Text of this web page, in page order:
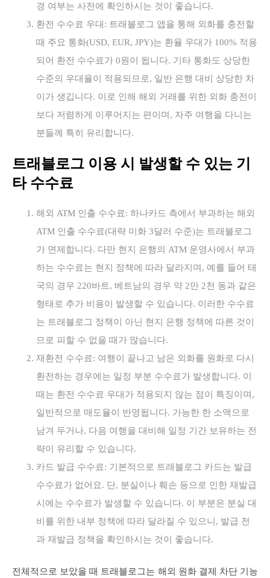
경 여부는 사전에 확인하시는 것이 좋습니다.
환전 수수료 우대: 트래블로그 앱을 통해 외화를 충전할
때 주요 통화(USD, EUR, JPY)는 환율 우대가 100% 적용
되어 환전 수수료가 0원이 됩니다. 기타 통화도 상당한
수준의 우대율이 적용되므로, 일반 은행 대비 상당한 차
이가 생깁니다. 이로 인해 해외 거래를 위한 외화 충전이
보다 저렴하게 이루어지는 편이며, 자주 여행을 다니는
분들께 특히 유리합니다.
트래블로그 이용 시 발생할 수 있는 기
타 수수료
해외 ATM 인출 수수료: 하나카드 측에서 부과하는 해외
ATM 인출 수수료(대략 미화 3달러 수준)는 트래블로그
가 면제합니다. 다만 현지 은행의 ATM 운영사에서 부과
하는 수수료는 현지 정책에 따라 달라지며, 예를 들어 태
국의 경우 220바트, 베트남의 경우 약 2만 2천 동과 같은
형태로 추가 비용이 발생할 수 있습니다. 이러한 수수료
는 트래블로그 정책이 아닌 현지 은행 정책에 따른 것이
므로 피할 수 없을 때가 많습니다.
재환전 수수료: 여행이 끝나고 남은 외화를 원화로 다시
환전하는 경우에는 일정 부분 수수료가 발생합니다. 이
때는 환전 수수료 우대가 적용되지 않는 점이 특징이며,
일반적으로 매도율이 반영됩니다. 가능한 한 소액으로
남겨 두거나, 다음 여행을 대비해 일정 기간 보유하는 전
략이 유리할 수 있습니다.
카드 발급 수수료: 기본적으로 트래블로그 카드는 발급
수수료가 없어요. 단, 분실이나 훼손 등으로 인한 재발급
시에는 수수료가 발생할 수 있습니다. 이 부분은 분실 대
비를 위한 내부 정책에 따라 달라질 수 있으니, 발급 전
과 재발급 정책을 확인하시는 것이 좋습니다.
전체적으로 보았을 때 트래블로그는 해외 원화 결제 차단 기능